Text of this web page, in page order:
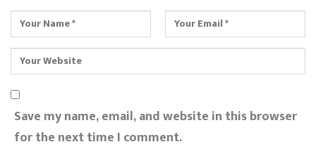
Save my name, email, and website in this browser
for the next time I comment.